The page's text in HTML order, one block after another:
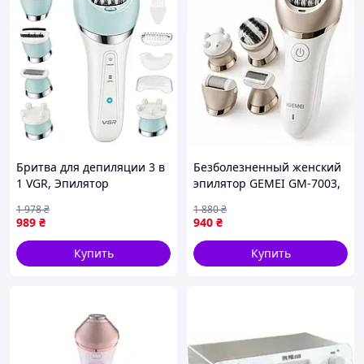
Бритва для депиляции 3 в
1 VGR, Эпилятор
аккумуляторный, Эпилятор
для интимных зон YH-38
989 ₴
1 978₴
Купить
Безболезненный женский
эпилятор GEMEI GM-7003,
портативный эпилятор
для тела JE-25
940 ₴
1 880₴
Купить